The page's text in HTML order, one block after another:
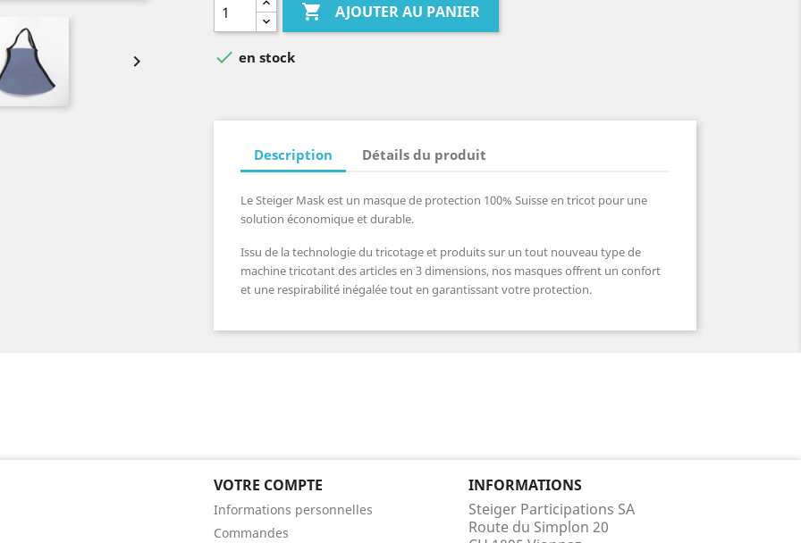

 AJOUTER AU PANIER
 en stock
Description Détails du produit
Le Steiger Mask est un masque de protection 100% Suisse en tricot pour une
solution économique et durable.
Issu de la technologie du tricotage et produits sur un tout nouveau type de
machine tricotant des articles en 3 dimensions, nos masques offrent un confort
et une respirabilité inégalée tout en garantissant votre protection.
VOTRE COMPTE
Informations personnelles
Commandes
INFORMATIONS
Steiger Participations SA
Route du Simplon 20